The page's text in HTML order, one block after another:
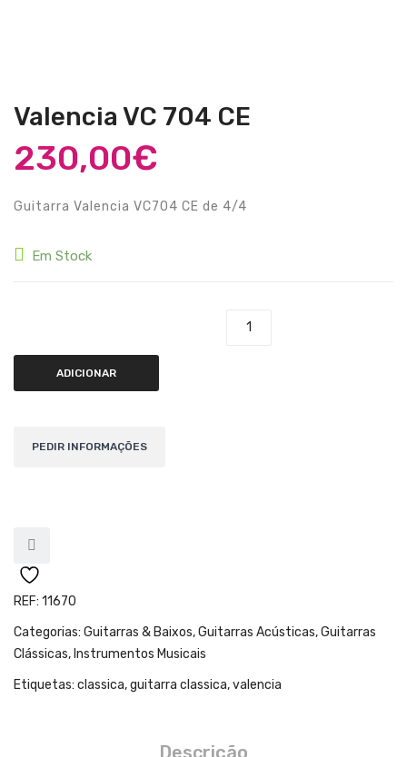
Amplificadores Baixo
Estojos / Sacos
Acessórios
Baterias Acústicas
Baterias Digitais
Valencia VC 704 CE
230,00€
Guitarra Valencia VC704 CE de 4/4
Em Stock
ADICIONAR
REF: 11670
Categorias: Guitarras & Baixos,Guitarras Acústicas,Guitarras
Clássicas, Instrumentos Musicais
Etiquetas: classica,guitarra classica,valencia
Descrição